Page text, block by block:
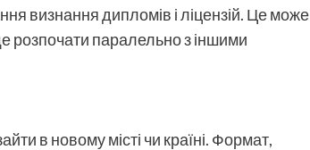
визнання дипломів і ліцензій. Це може
розпочати паралельно з іншими
в новому місті чи країні. Формат,